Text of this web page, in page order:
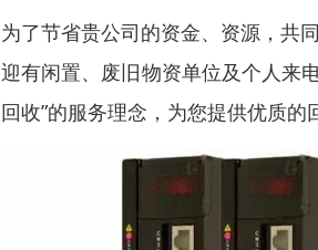
为了节省贵公司的资金、资源，共
迎有闲置、废旧物资单位及个人来
回收”的服务理念，为您提供优质的